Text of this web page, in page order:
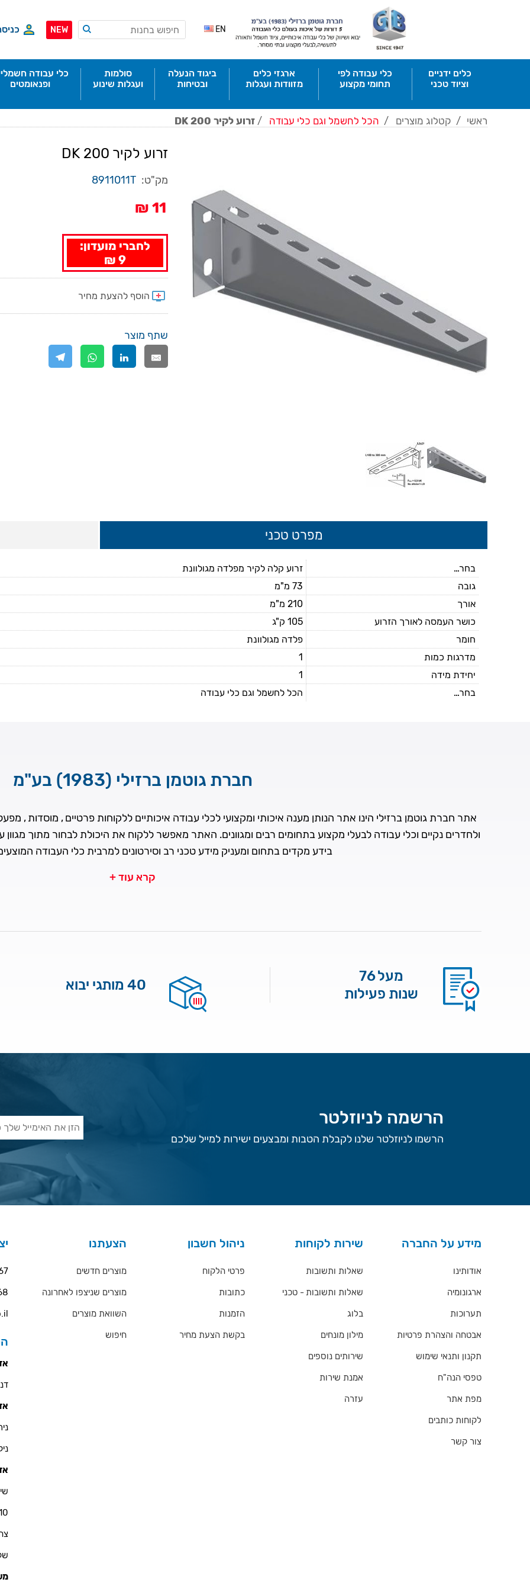
EN
NEW
כלים ידניים
וציוד טכני
כלי עבודה לפי
תחומי מקצוע
ארגזי כלים
מזוודות ועגלות
ביגוד הנעלה
ובטיחות
סולמות
ועגלות שינוע
כלי עבודה
ופנאומטים
ראשי / קטלוג מוצרים / הכל לחשמל וגם כלי עבודה / זרוע לקיר DK 200
זרוע לקיר DK 200
מק"ט: 8911011T
11 ₪
לחברי מועדון:
9 ₪
שתף מוצר
מפרט טכני
בחר...
זרוע קלה לקיר מפלדה מגולוונת
גובה
73 מ"מ
אורך
210 מ"מ
כושר העמסה לאורך הזרוע
105 ק"ג
חומר
פלדה מגולוונת
מדרגות כמות
1
יחידת מידה
1
בחר...
הכל לחשמל וגם כלי עבודה
חברת גוטמן ברזילי (1983) בע"מ
אתר חברת גוטמן ברזילי הינו אתר הנותן מענה איכותי ומקצועי לכלי עבודה איכותיים ללקוחות פרטיים , מוסדות ,
ולחדרים נקיים וכלי עבודה לבעלי מקצוע בתחומים רבים ומגוונים. האתר מאפשר ללקוח את היכולת לבחור מתוך
בידע מקדים בתחום ומעניק מידע טכני רב וסירטונים למרבית כלי העבודה
קרא עוד +
מעל 76
שנות פעילות
40 מותגי יבוא
הרשמה לניוזלטר
הרשמו לניוזלטר שלנו לקבלת הטבות ומבצעים ישירות למייל שלכם
מידע על החברה
אודותינו
ארגונומיה
תערוכות
אבטחה והצהרת פרטיות
תקנון ותנאי שימוש
טפסי הנה"ח
מפת אתר
לקוחות כותבים
צור קשר
שירות לקוחות
שאלות ותשובות
שאלות ותשובות - טכני
בלוג
מילון מונחים
שירותים נוספים
אמנת שירות
עזרה
ניהול חשבון
פרטי הלקוח
כתובות
הזמנות
בקשת הצעת מחיר
הצעתנו
מוצרים חדשים
מוצרים שניצפו לאחרונה
השוואת מוצרים
חיפוש
ניר -
צחי -
שקד -